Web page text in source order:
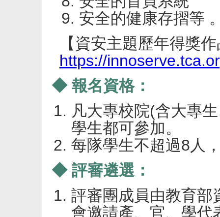
安全的健康存摺等
【資安主題歷年得獎
https://
◆ 報名資格：
凡大專校院(含大專
學生都可參加。
每隊學生不超過8人
◆ 評審遴選：
評審團成員由教育部
會邀請產、官、學代